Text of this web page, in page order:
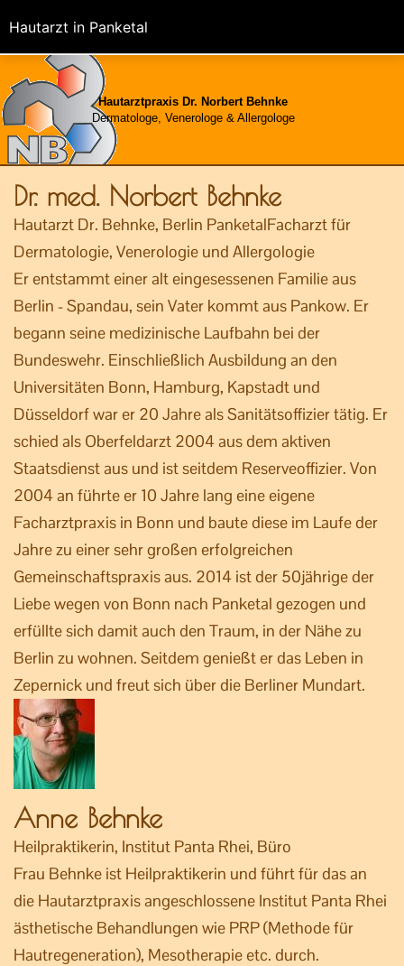
Hautarztpraxis Dr. Norbert Behnke
Dermatologe, Venerologe & Allergologe
Dr. med. Norbert Behnke
Hautarzt Dr. Behnke, Berlin PanketalFacharzt für
Dermatologie, Venerologie und Allergologie
Er entstammt einer alt eingesessenen Familie aus
Berlin - Spandau, sein Vater kommt aus Pankow. Er
begann seine medizinische Laufbahn bei der
Bundeswehr. Einschließlich Ausbildung an den
Universitäten Bonn, Hamburg, Kapstadt und
Düsseldorf war er 20 Jahre als Sanitätsoffizier tätig. Er
schied als Oberfeldarzt 2004 aus dem aktiven
Staatsdienst aus und ist seitdem Reserveoffizier. Von
2004 an führte er 10 Jahre lang eine eigene
Facharztpraxis in Bonn und baute diese im Laufe der
Jahre zu einer sehr großen erfolgreichen
Gemeinschaftspraxis aus. 2014 ist der 50jährige der
Liebe wegen von Bonn nach Panketal gezogen und
erfüllte sich damit auch den Traum, in der Nähe zu
Berlin zu wohnen. Seitdem genießt er das Leben in
Zepernick und freut sich über die Berliner Mundart.
Anne Behnke
Heilpraktikerin, Institut Panta Rhei, Büro
Frau Behnke ist Heilpraktikerin und führt für das an
die Hautarztpraxis angeschlossene Institut Panta Rhei
ästhetische Behandlungen wie PRP (Methode für
Hautregeneration), Mesotherapie etc. durch.
Hautarzt in Panketal